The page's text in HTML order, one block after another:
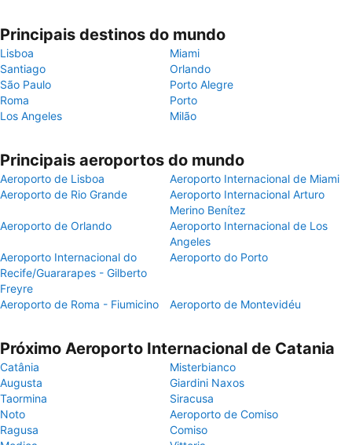
Principais destinos do mundo
Lisboa
Miami
Santiago
Orlando
São Paulo
Porto Alegre
Roma
Porto
Los Angeles
Milão
Principais aeroportos do mundo
Aeroporto de Lisboa
Aeroporto Internacional de Miami
Aeroporto de Rio Grande
Aeroporto Internacional Arturo
Merino Benítez
Aeroporto de Orlando
Aeroporto Internacional de Los
Angeles
Aeroporto Internacional do
Recife/Guararapes - Gilberto
Freyre
Aeroporto do Porto
Aeroporto de Roma - Fiumicino Aeroporto de Montevidéu
Próximo Aeroporto Internacional de Catania
Catânia
Misterbianco
Augusta
Giardini Naxos
Taormina
Siracusa
Noto
Aeroporto de Comiso
Ragusa
Comiso